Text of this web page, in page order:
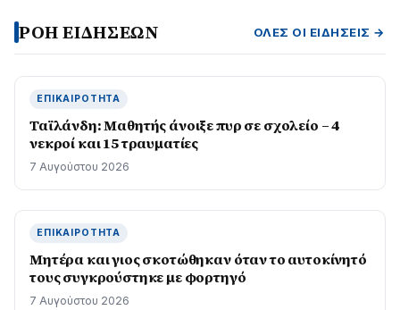
ΡΟΗ ΕΙΔΗΣΕΩΝ ΌΛΕΣ ΟΙ ΕΙΔΉΣΕΙΣ →
ΕΠΙΚΑΙΡΌΤΗΤΑ
Ταϊλάνδη: Μαθητής άνοιξε πυρ σε σχολείο – 4
νεκροί και 15 τραυματίες
7 Αυγούστου 2026
ΕΠΙΚΑΙΡΌΤΗΤΑ
Μητέρα και γιος σκοτώθηκαν όταν το αυτοκίνητό
τους συγκρούστηκε με φορτηγό
7 Αυγούστου 2026